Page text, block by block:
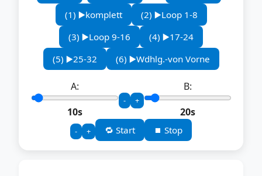
(1) ▶️komplett
(2) ▶️Loop 1-8
(3) ▶️Loop 9-16
(4) ▶️17-24
(5) ▶️25-32
(6) ▶️Wdhlg.-von Vorne
A:
10s
- +
B:
20s
- + 🔁 Start ⏹️ Stop